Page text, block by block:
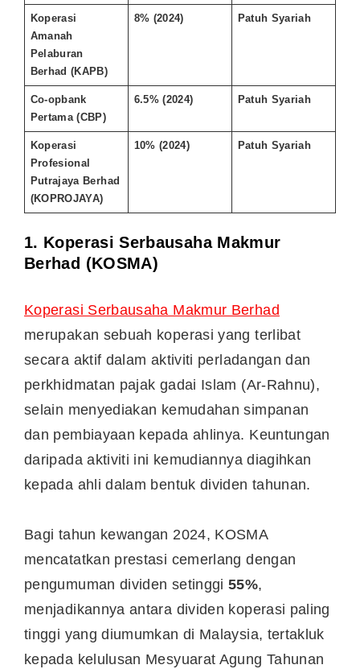
Koperasi
Amanah
Pelaburan
Berhad (KAPB)
8% (2024) Patuh Syariah
Co-opbank
Pertama (CBP)
6.5% (2024) Patuh Syariah
Koperasi
Profesional
Putrajaya Berhad
(KOPROJAYA)
10% (2024) Patuh Syariah
1. Koperasi Serbausaha Makmur
Berhad (KOSMA)
Koperasi Serbausaha Makmur Berhad
merupakan sebuah koperasi yang terlibat
secara aktif dalam aktiviti perladangan dan
perkhidmatan pajak gadai Islam (Ar-Rahnu),
selain menyediakan kemudahan simpanan
dan pembiayaan kepada ahlinya. Keuntungan
daripada aktiviti ini kemudiannya diagihkan
kepada ahli dalam bentuk dividen tahunan.
Bagi tahun kewangan 2024, KOSMA
mencatatkan prestasi cemerlang dengan
pengumuman dividen setinggi55%,
menjadikannya antara dividen koperasi paling
tinggi yang diumumkan di Malaysia, tertakluk
kepada kelulusan Mesyuarat Agung Tahunan